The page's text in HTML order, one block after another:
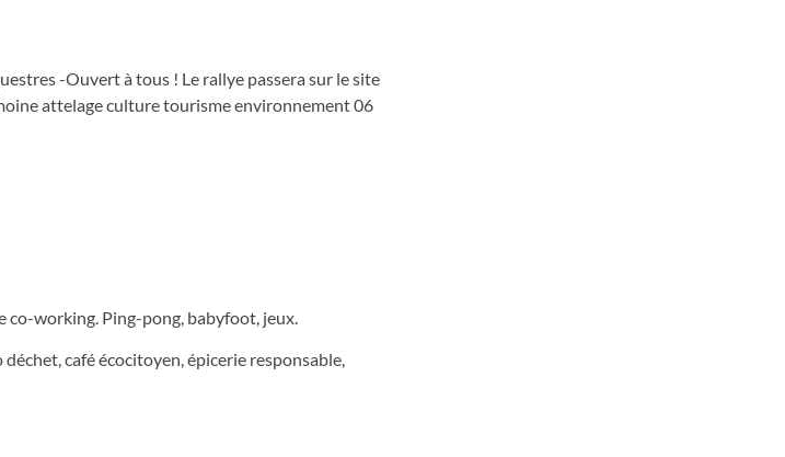
-Ouvert à tous ! Le rallye passera sur le site
attelage culture tourisme environnement 06
co-working. Ping-pong, babyfoot, jeux.
café écocitoyen, épicerie responsable,